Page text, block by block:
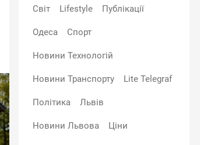
Світ Lifestyle Публікації
Одеса Спорт
Новини Технологій
Новини Транспорту Lite Telegraf
Політика Львів
Новини Львова Ціни